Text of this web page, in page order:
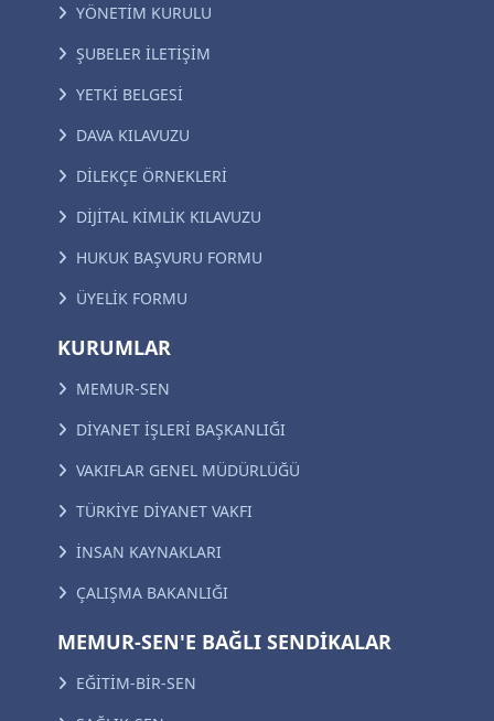
YÖNETİM KURULU
ŞUBELER İLETİŞİM
YETKİ BELGESİ
DAVA KILAVUZU
DİLEKÇE ÖRNEKLERİ
DİJİTAL KİMLİK KILAVUZU
HUKUK BAŞVURU FORMU
ÜYELİK FORMU
KURUMLAR
MEMUR-SEN
DİYANET İŞLERİ BAŞKANLIĞI
VAKIFLAR GENEL MÜDÜRLÜĞÜ
TÜRKİYE DİYANET VAKFI
İNSAN KAYNAKLARI
ÇALIŞMA BAKANLIĞI
MEMUR-SEN'E BAĞLI SENDİKALAR
EĞİTİM-BİR-SEN